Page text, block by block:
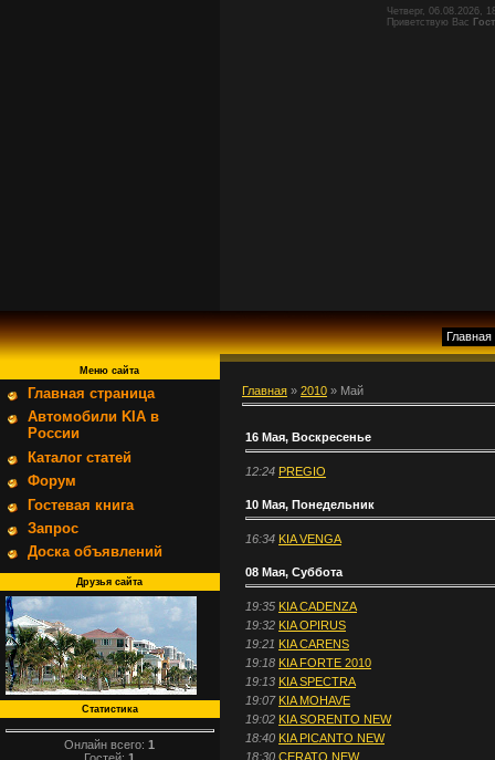
Четверг, 06.08.2026,
Приветствую Вас
Главная
Меню сайта
Главная страница
Автомобили KIA в
России
Каталог статей
Форум
Гостевая книга
Запрос
Доска объявлений
Друзья сайта
Статистика
Онлайн всего:1
Главная » 2010 » Май
16 Мая, Воскресенье
12:24 PREGIO
10 Мая, Понедельник
16:34 KIA VENGA
08 Мая, Суббота
19:35 KIA CADENZA
19:32 KIA OPIRUS
19:21 KIA CARENS
19:18 KIA FORTE 2010
19:13 KIA SPECTRA
19:07 KIA MOHAVE
19:02 KIA SORENTO NEW
18:40 KIA PICANTO NEW
18:30 CERATO NEW